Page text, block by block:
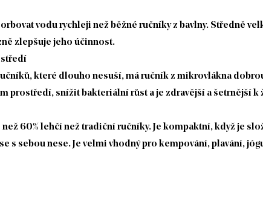
vodu rychleji než běžné ručníky z bavlny. Středně
zlepšuje jeho účinnost.
které dlouho nesuší, má ručník z mikrovlákna
prostředí, snížit bakteriální růst a je zdravější a šetrnější
60% lehčí než tradiční ručníky. Je kompaktní, když je
s sebou nese. Je velmi vhodný pro kempování, plavání,